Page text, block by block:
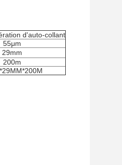
d'auto-collant
55μm
29mm
200m